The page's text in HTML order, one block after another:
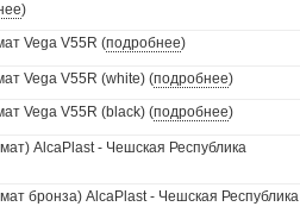
)
Vega V55R (подробнее)
Vega V55R (white) (подробнее)
Vega V55R (black) (подробнее)
AlcaPlast - Чешская Республика
бронза) AlcaPlast - Чешская Республика